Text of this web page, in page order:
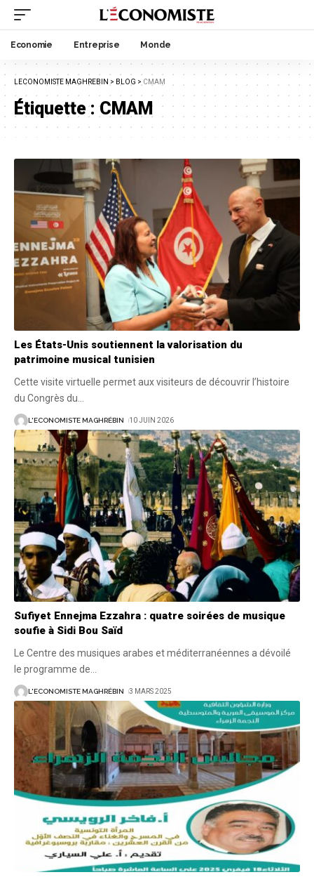
Economie Entreprise Monde
LECONOMISTE MAGHREBIN > BLOG > CMAM
Étiquette :CMAM
Les États-Unis soutiennent la valorisation du
patrimoine musical tunisien
Cette visite virtuelle permet aux visiteurs de découvrir l’histoire
du Congrès du
L'ECONOMISTE MAGHRÉBIN 10 JUIN 2026
Sufiyet Ennejma Ezzahra : quatre soirées de musique
soufie à Sidi Bou Saïd
Le Centre des musiques arabes et méditerranéennes a dévoilé
le programme de
L'ECONOMISTE MAGHRÉBIN 3 MARS 2025